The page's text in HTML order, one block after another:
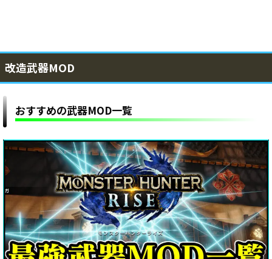
改造武器MOD
おすすめの武器MOD一覧